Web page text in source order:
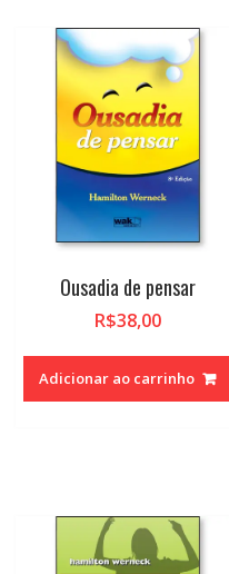
Ousadia de pensar
R$38,00
Adicionar ao carrinho